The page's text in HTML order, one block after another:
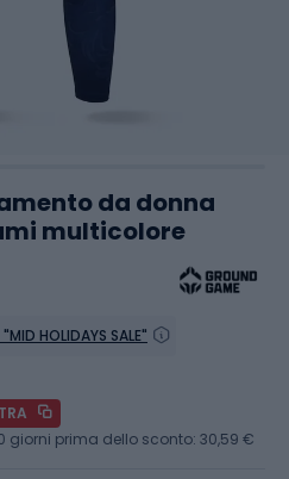
da donna
multicolore
HOLIDAYS SALE"
giorni prima dello sconto: 30,59 €